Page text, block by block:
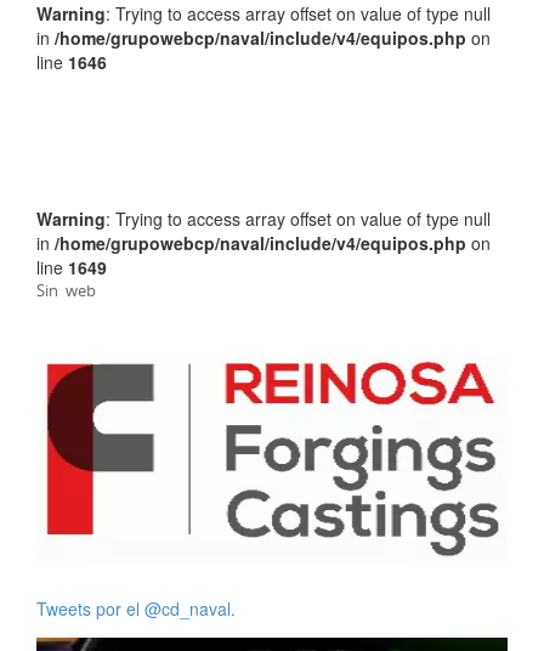
Warning: Trying to access array offset on value of type null
in /home/grupowebcp/naval/include/v4/equipos.php on
line 1646
Warning: Trying to access array offset on value of type null
in /home/grupowebcp/naval/include/v4/equipos.php on
line 1649
Sin web
Tweets por el @cd_naval.